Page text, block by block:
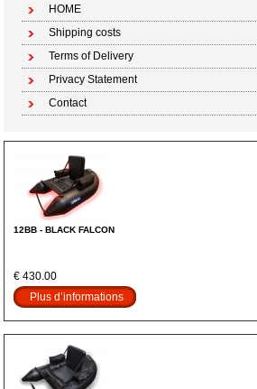
HOME
Shipping costs
Terms of Delivery
Privacy Statement
Contact
12BB - BLACK FALCON
€ 430.00
Plus d’informations